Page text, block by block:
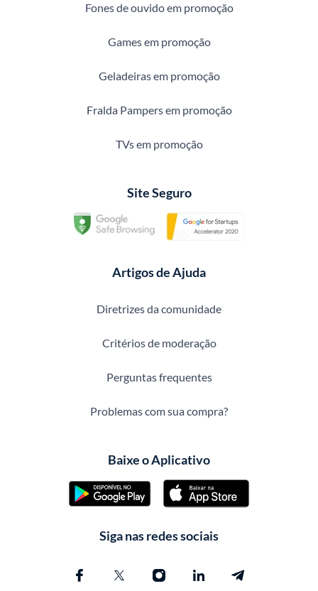
Fones de ouvido em promoção
Games em promoção
Geladeiras em promoção
Fralda Pampers em promoção
TVs em promoção
Site Seguro
Artigos de Ajuda
Diretrizes da comunidade
Critérios de moderação
Perguntas frequentes
Problemas com sua compra?
Baixe o Aplicativo
Siga nas redes sociais